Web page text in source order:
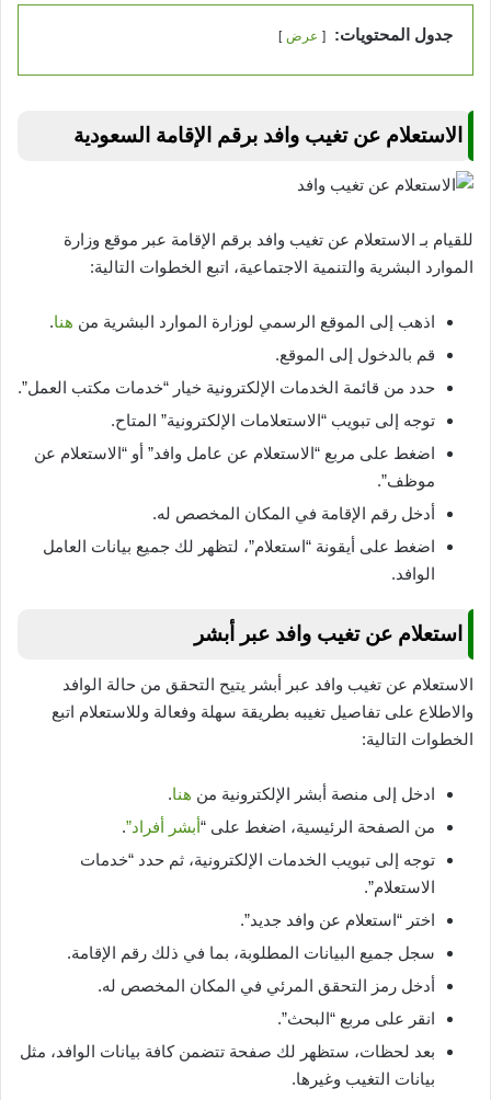
جدول المحتويات: عرض
الاستعلام عن تغيب وافد برقم الإقامة السعودية
للقيام بـ الاستعلام عن تغيب وافد برقم الإقامة عبر موقع وزارة
الموارد البشرية والتنمية الاجتماعية، اتبع الخطوات التالية:
اذهب إلى الموقع الرسمي لوزارة الموارد البشرية من هنا.
قم بالدخول إلى الموقع.
حدد من قائمة الخدمات الإلكترونية خيار “خدمات مكتب العمل”.
توجه إلى تبويب “الاستعلامات الإلكترونية” المتاح.
اضغط على مربع “الاستعلام عن عامل وافد” أو “الاستعلام عن
موظف”.
أدخل رقم الإقامة في المكان المخصص له.
اضغط على أيقونة “استعلام”، لتظهر لك جميع بيانات العامل
الوافد.
استعلام عن تغيب وافد عبر أبشر
الاستعلام عن تغيب وافد عبر أبشر يتيح التحقق من حالة الوافد
والاطلاع على تفاصيل تغيبه بطريقة سهلة وفعالة وللاستعلام اتبع
الخطوات التالية:
ادخل إلى منصة أبشر الإلكترونية من هنا.
من الصفحة الرئيسية، اضغط على “أبشر أفراد”.
توجه إلى تبويب الخدمات الإلكترونية، ثم حدد “خدمات
الاستعلام”.
اختر “استعلام عن وافد جديد”.
سجل جميع البيانات المطلوبة، بما في ذلك رقم الإقامة.
أدخل رمز التحقق المرئي في المكان المخصص له.
انقر على مربع “البحث”.
بعد لحظات، ستظهر لك صفحة تتضمن كافة بيانات الوافد، مثل
بيانات التغيب وغيرها.